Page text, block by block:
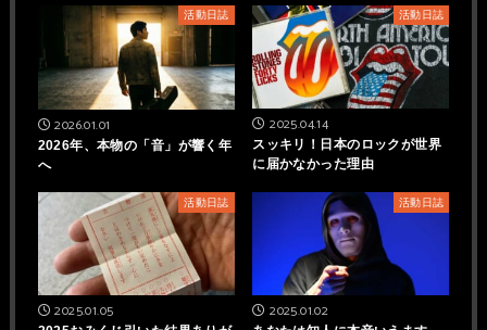
活動日誌
2026.01.01
2026年、本物の「音」が響く年
へ
活動日誌
2025.04.14
スッキリ！日本のロックが世界
に届かなかった理由
活動日誌
2025.01.05
活動日誌
2025.01.02